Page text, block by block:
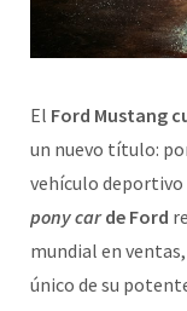
El Ford Mustang
un nuevo título:
vehículo deportivo
pony carde Ford
mundial en
único de su